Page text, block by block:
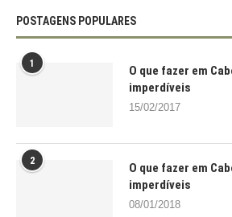
POSTAGENS POPULARES
1
O que fazer em
imperdíveis
15/02/2017
2
O que fazer em
imperdíveis
08/01/2018